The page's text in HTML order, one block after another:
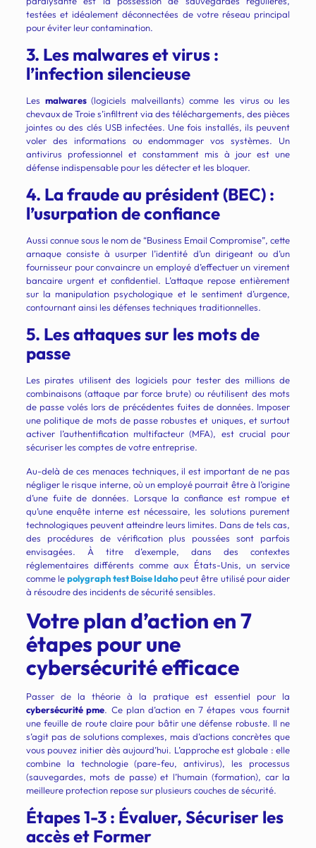
testées et idéalement déconnectées de votre réseau principal
pour éviter leur contamination.
3. Les malwares et virus :
l’infection silencieuse
Les malwares(logiciels malveillants) comme les virus ou les
chevaux de Troie s’infiltrent via des téléchargements, des pièces
jointes ou des clés USB infectées. Une fois installés, ils peuvent
voler des informations ou endommager vos systèmes. Un
antivirus professionnel et constamment mis à jour est une
défense indispensable pour les détecter et les bloquer.
4. La fraude au président (BEC) :
l’usurpation de confiance
Aussi connue sous le nom de “Business Email Compromise”, cette
arnaque consiste à usurper l’identité d’un dirigeant ou d’un
fournisseur pour convaincre un employé d’effectuer un virement
bancaire urgent et confidentiel. L’attaque repose entièrement
sur la manipulation psychologique et le sentiment d’urgence,
contournant ainsi les défenses techniques traditionnelles.
5. Les attaques sur les mots de
passe
Les pirates utilisent des logiciels pour tester des millions de
combinaisons (attaque par force brute) ou réutilisent des mots
de passe volés lors de précédentes fuites de données. Imposer
une politique de mots de passe robustes et uniques, et surtout
activer l’authentification multifacteur (MFA), est crucial pour
sécuriser les comptes de votre entreprise.
Au-delà de ces menaces techniques, il est important de ne pas
négliger le risque interne, où un employé pourrait être à l’origine
d’une fuite de données. Lorsque la confiance est rompue et
qu’une enquête interne est nécessaire, les solutions purement
technologiques peuvent atteindre leurs limites. Dans de tels cas,
des procédures de vérification plus poussées sont parfois
envisagées. À titre d’exemple, dans des contextes
réglementaires différents comme aux États-Unis, un service
comme lepolygraph test Boise Idahopeut être utilisé pour aider
à résoudre des incidents de sécurité sensibles.
Votre plan d’action en 7
étapes pour une
cybersécurité efficace
Passer de la théorie à la pratique est essentiel pour la
cybersécurité pme. Ce plan d’action en 7 étapes vous fournit
une feuille de route claire pour bâtir une défense robuste. Il ne
s’agit pas de solutions complexes, mais d’actions concrètes que
vous pouvez initier dès aujourd’hui. L’approche est globale : elle
combine la technologie (pare-feu, antivirus), les processus
(sauvegardes, mots de passe) et l’humain (formation), car la
meilleure protection repose sur plusieurs couches de sécurité.
Étapes 1-3 : Évaluer, Sécuriser les
accès et Former